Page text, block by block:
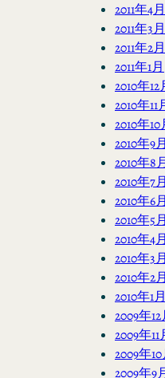
2011年4月
2011年3月
2011年2月
2011年1月
2010年12
2010年11
2010年10
2010年9月
2010年8
2010年7月
2010年6月
2010年5月
2010年4月
2010年3月
2010年2月
2010年1月
2009年12
2009年11
2009年10
2009年9